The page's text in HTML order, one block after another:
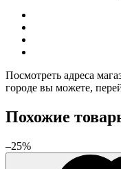
Посмотреть адреса
городе вы можете,
Похожие
–25%